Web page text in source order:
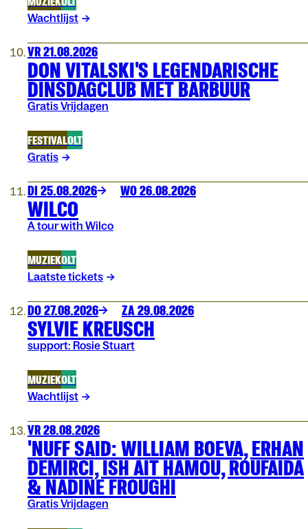
Wachtlijst
VR 21.08.2026
DON VITALSKI'S LEGENDARISCHE
DINSDAGCLUB MET BARBUUR
Gratis Vrijdagen
FESTIVALOLT
Gratis
DI 25.08.2026 WO 26.08.2026
WILCO
A tour with Wilco
MUZIEKOLT
Laatste tickets
DO 27.08.2026 ZA 29.08.2026
SYLVIE KREUSCH
support: Rosie Stuart
MUZIEKOLT
Wachtlijst
VR 28.08.2026
'NUFF SAID: WILLIAM BOEVA, ERHAN
DEMIRCI, ISH AIT HAMOU, ROUFAIDA
& NADINE FROUGHI
Gratis Vrijdagen